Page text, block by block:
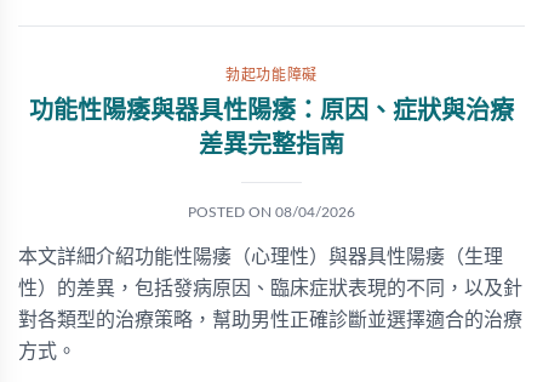
勃起功能障礙
功能性陽痿與器具性陽痿：原因、症狀與治療
差異完整指南
POSTED ON 08/04/2026
本文詳細介紹功能性陽痿（心理性）與器具性陽痿（生理
性）的差異，包括發病原因、臨床症狀表現的不同，以及針
對各類型的治療策略，幫助男性正確診斷並選擇適合的治療
方式。